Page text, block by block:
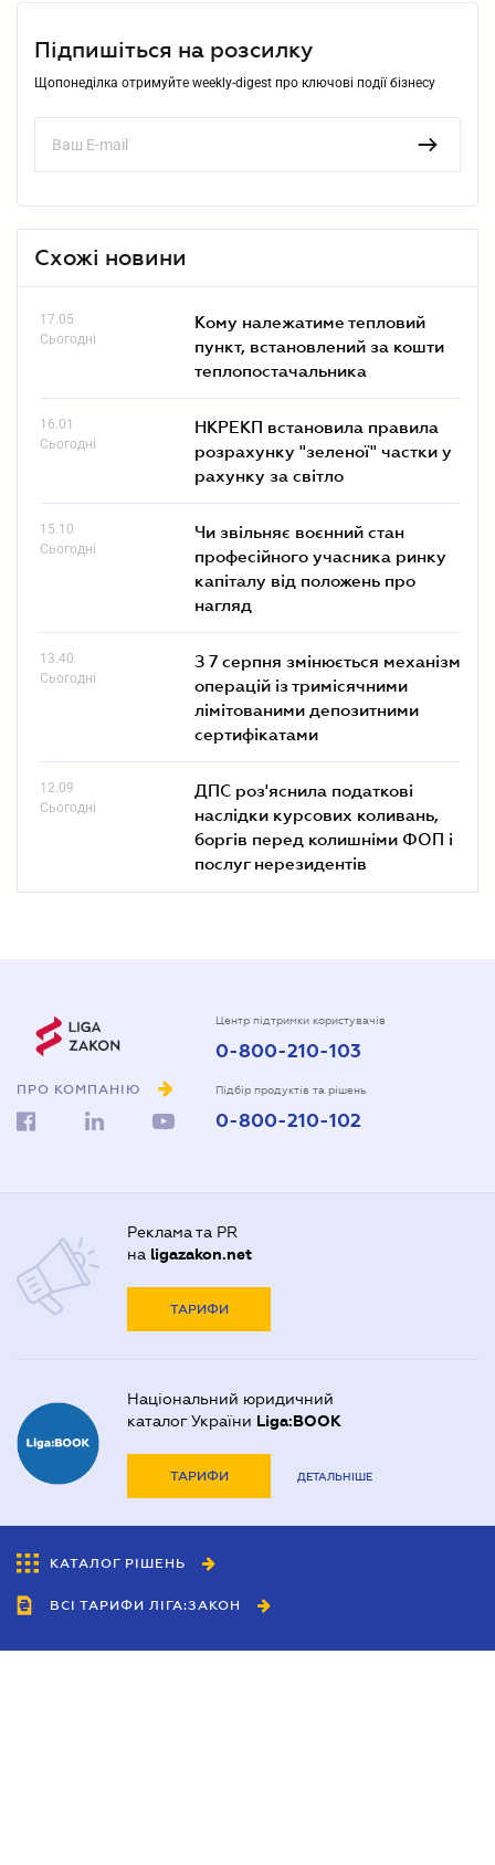
Підпишіться на розсилку
Щопонеділка отримуйте weekly-digest про ключові події бізнесу
Схожі новини
17.05
Сьогодні
Кому належатиме тепловий
пункт, встановлений за кошти
теплопостачальника
16.01
Сьогодні
НКРЕКП встановила правила
розрахунку "зеленої" частки у
рахунку за світло
15.10
Сьогодні
Чи звільняє воєнний стан
професійного учасника ринку
капіталу від положень про
нагляд
13.40
Сьогодні
З 7 серпня змінюється механізм
операцій із тримісячними
лімітованими депозитними
сертифікатами
12.09
Сьогодні
ДПС роз'яснила податкові
наслідки курсових коливань,
боргів перед колишніми ФОП і
послуг нерезидентів
ПРО КОМПАНІЮ
Центр підтримки користувачів
0-800-210-103
Підбір продуктів та рішень
0-800-210-102
Реклама та PR
на ligazakon.net
ТАРИФИ
Національний юридичний
каталог України Liga:BOOK
ТАРИФИ ДЕТАЛЬНІШЕ
КАТАЛОГ РІШЕНЬ
ВСІ ТАРИФИ ЛІГА:ЗАКОН